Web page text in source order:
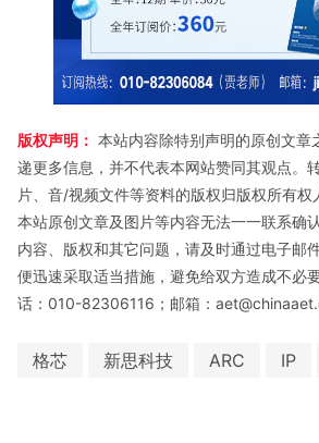
版权声明： 本站内容除特别声明的原创文章
递更多信息，并不代表本网站赞同其观点。
片、音/视频文件等资料的版权归版权所有
本站原创文章及图片等内容无法一一联系确
内容、版权和其它问题，请及时通过电子邮
便迅速采取适当措施，避免给双方造成不必
话：010-82306116；邮箱：
格芯 新思科技 ARC IP